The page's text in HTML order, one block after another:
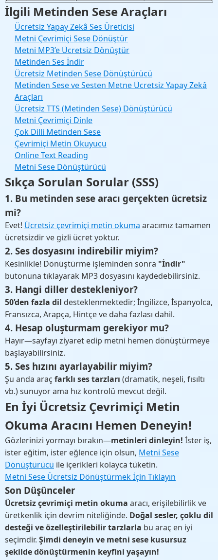
İlgili Metinden Sese Araçları
Ücretsiz Yapay Zekâ Ses Üreticisi
Metni Çevrimiçi Sese Dönüştür
Metni MP3’e Ücretsiz Dönüştür
Metinden Ses İndir
Ücretsiz Metinden Sese Dönüştürücü
Metinden Sese ve Sesten Metne Ücretsiz Yapay Zekâ
Araçları
Ücretsiz TTS (Metinden Sese) Dönüştürücü
Metni Çevrimiçi Dinle
Çok Dilli Metinden Sese
Çevrimiçi Metin Okuyucu
Online Text Reading
Metni Sese Dönüştürücü
Sıkça Sorulan Sorular (SSS)
1. Bu metinden sese aracı gerçekten ücretsiz
mi?
Evet! Ücretsiz çevrimiçi metin okuma aracımız tamamen
ücretsizdir ve gizli ücret yoktur.
2. Ses dosyasını indirebilir miyim?
Kesinlikle! Dönüştürme işleminden sonra "İndir"
butonuna tıklayarak MP3 dosyasını kaydedebilirsiniz.
3. Hangi diller destekleniyor?
50’den fazla dil desteklenmektedir; İngilizce, İspanyolca,
Fransızca, Arapça, Hintçe ve daha fazlası dahil.
4. Hesap oluşturmam gerekiyor mu?
Hayır—sayfayı ziyaret edip metni hemen dönüştürmeye
başlayabilirsiniz.
5. Ses hızını ayarlayabilir miyim?
Şu anda araç farklı ses tarzları (dramatik, neşeli, fısıltı
vb.) sunuyor ama hız kontrolü mevcut değil.
En İyi Ücretsiz Çevrimiçi Metin
Okuma Aracını Hemen Deneyin!
Gözlerinizi yormayı bırakın—metinleri dinleyin! İster iş,
ister eğitim, ister eğlence için olsun, Metni Sese
Dönüştürücü ile içerikleri kolayca tüketin.
Metni Sese Ücretsiz Dönüştürmek İçin Tıklayın
Son Düşünceler
Ücretsiz çevrimiçi metin okuma aracı, erişilebilirlik ve
üretkenlik için devrim niteliğinde. Doğal sesler, çoklu dil
desteği ve özelleştirilebilir tarzlarla bu araç en iyi
seçimdir. Şimdi deneyin ve metni sese kusursuz
şekilde dönüştürmenin keyfini yaşayın!